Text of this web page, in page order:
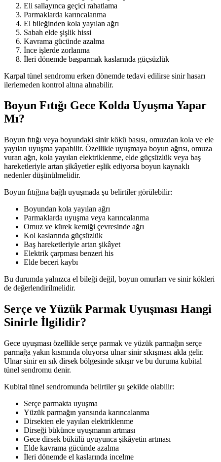
Eli sallayınca geçici rahatlama
Parmaklarda karıncalanma
El bileğinden kola yayılan ağrı
Sabah elde şişlik hissi
Kavrama gücünde azalma
İnce işlerde zorlanma
İleri dönemde başparmak kaslarında güçsüzlük
Karpal tünel sendromu erken dönemde tedavi edilirse sinir hasarı
ilerlemeden kontrol altına alınabilir.
Boyun Fıtığı Gece Kolda Uyuşma Yapar
Mı?
Boyun fıtığı veya boyundaki sinir kökü basısı, omuzdan kola ve ele
yayılan uyuşma yapabilir. Özellikle uyuşmaya boyun ağrısı, omuza
vuran ağrı, kola yayılan elektriklenme, elde güçsüzlük veya baş
hareketleriyle artan şikâyetler eşlik ediyorsa boyun kaynaklı
nedenler düşünülmelidir.
Boyun fıtığına bağlı uyuşmada şu belirtiler görülebilir:
Boyundan kola yayılan ağrı
Parmaklarda uyuşma veya karıncalanma
Omuz ve kürek kemiği çevresinde ağrı
Kol kaslarında güçsüzlük
Baş hareketleriyle artan şikâyet
Elektrik çarpması benzeri his
Elde beceri kaybı
Bu durumda yalnızca el bileği değil, boyun omurları ve sinir kökleri
de değerlendirilmelidir.
Serçe ve Yüzük Parmak Uyuşması Hangi
Sinirle İlgilidir?
Gece uyuşması özellikle serçe parmak ve yüzük parmağın serçe
parmağa yakın kısmında oluyorsa ulnar sinir sıkışması akla gelir.
Ulnar sinir en sık dirsek bölgesinde sıkışır ve bu duruma kubital
tünel sendromu denir.
Kubital tünel sendromunda belirtiler şu şekilde olabilir:
Serçe parmakta uyuşma
Yüzük parmağın yarısında karıncalanma
Dirsekten ele yayılan elektriklenme
Dirseği bükünce uyuşmanın artması
Gece dirsek bükülü uyuyunca şikâyetin artması
Elde kavrama gücünde azalma
İleri dönemde el kaslarında incelme